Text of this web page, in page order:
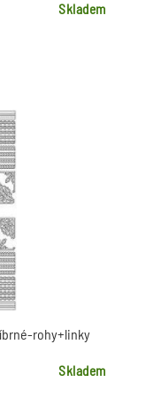
Skladem
rohy+linky
Skladem